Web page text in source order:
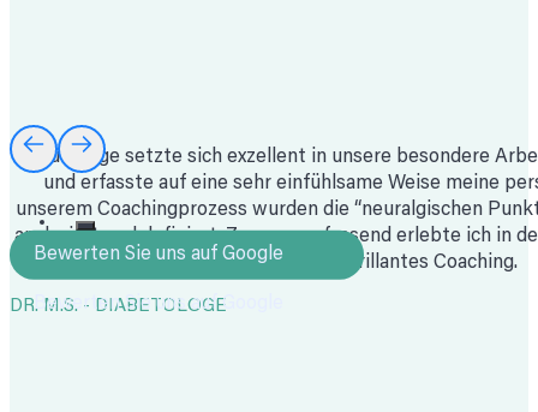
Frau Runge setzte sich exzellent in unsere besondere
und erfasste auf eine sehr einfühlsame Weise meine
unserem Coachingprozess wurden die “neuralgischen
analysiert und definiert. Zusammenfassend erlebte ich in
im Ergebnis ein brillantes Coaching.
DR. M.S. - DIABETOLOGE
Zum Strategie-Gespräch anmelden